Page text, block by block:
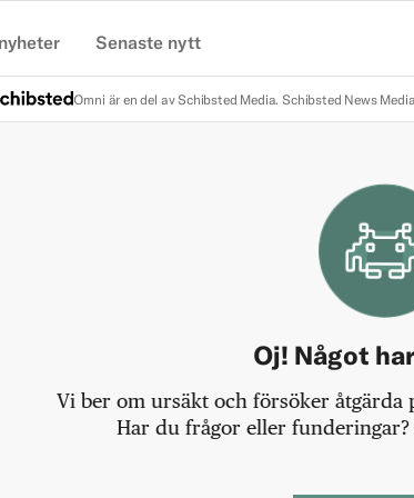
Senaste nytt
Omni är en del av Schibsted Media. Schibsted News
Oj! Något
Vi ber om ursäkt och försöker
Har du frågor eller funderingar?